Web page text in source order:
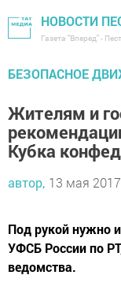
НОВОСТИ
Газета "Вперед" -
БЕЗОПАСНОЕ
Жителям и
Кубка
автор, 13 мая
Под рукой нужно
УФСБ России по
ведомства.